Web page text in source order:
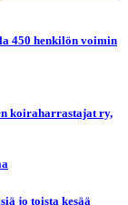
450 henkilön voimin
koiraharrastajat ry,
jo toista kesää